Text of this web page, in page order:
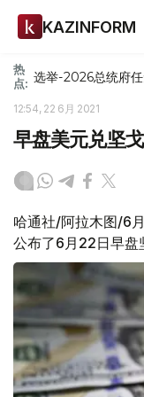
KAZINFORM
热
点: 选举-2026总统府
12:54, 22 6月 2021
早盘美元兑坚
哈通社/阿拉木图/6
公布了6月22日早盘